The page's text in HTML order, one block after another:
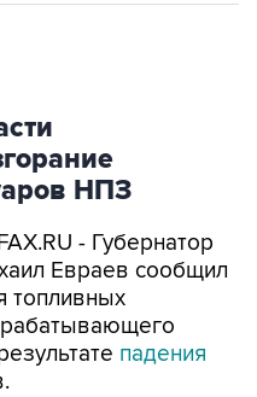
НПЗ
- Губернатор
Евраев сообщил
топливных
падения